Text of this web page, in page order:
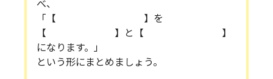
べ、
「【 】を
【 】と【 】
になります。」
という形にまとめましょう。